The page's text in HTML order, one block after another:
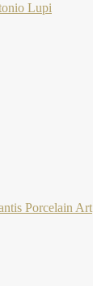
Lupi
Porcelain Art